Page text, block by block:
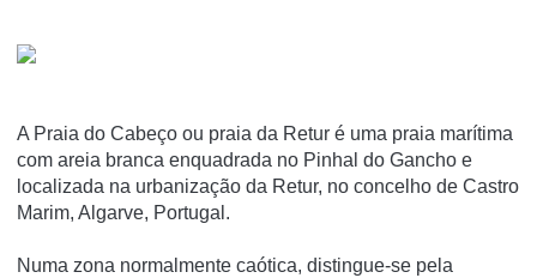
A Praia do Cabeço ou praia da Retur é uma praia marí­tima
com areia branca enquadrada no Pinhal do Gancho e
localizada na urbanização da Retur, no concelho de Castro
Marim, Algarve, Portugal.
Numa zona normalmente caótica, distingue-se pela